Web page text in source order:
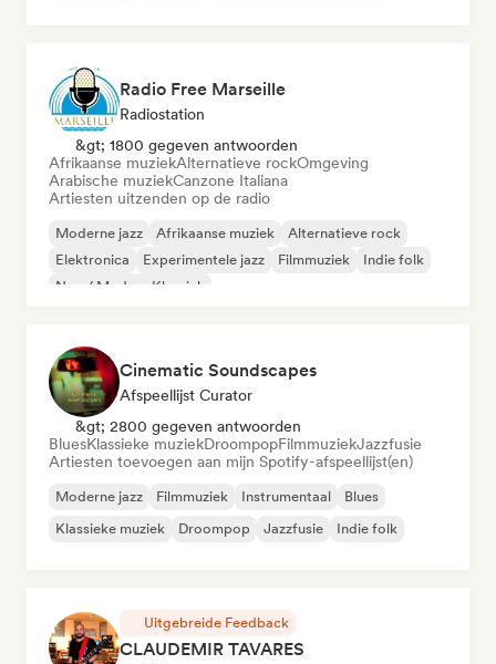
Radio Free Marseille
Radiostation
&gt; 1800 gegeven antwoorden
Afrikaanse muziekAlternatieve rockOmgeving
Arabische muziekCanzone Italiana
Artiesten uitzenden op de radio
Moderne jazz Afrikaanse muziek
Alternatieve rock
Elektronica
Experimentele jazz Filmmuziek
Indie folk
Neo / Modern Klassiek
Cinematic Soundscapes
Afspeellijst Curator
&gt; 2800 gegeven antwoorden
BluesKlassieke muziekDroompopFilmmuziekJazzfusie
Artiesten toevoegen aan mijn Spotify-afspeellijst(en)
Moderne jazz Filmmuziek Instrumentaal
Blues
Klassieke muziek
Droompop Jazzfusie Indie folk
Uitgebreide Feedback
CLAUDEMIR TAVARES